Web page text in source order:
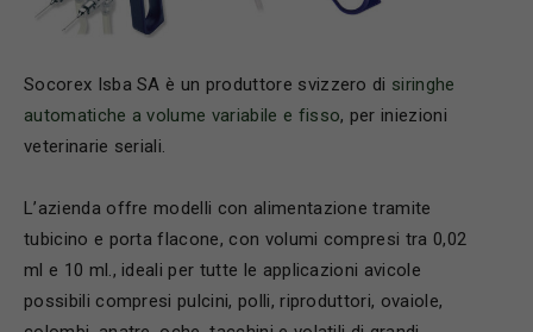
Socorex Isba SA è un produttore svizzero di siringhe
automatiche a volume variabile e fisso, per iniezioni
veterinarie seriali.
L’azienda offre modelli con alimentazione tramite
tubicino e porta flacone, con volumi compresi tra 0,02
ml e 10 ml., ideali per tutte le applicazioni avicole
possibili compresi pulcini, polli, riproduttori, ovaiole,